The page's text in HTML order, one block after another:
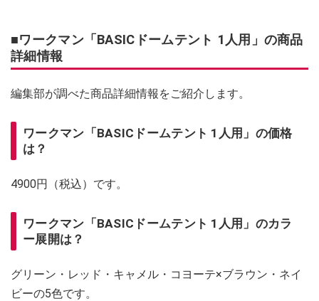
■ワークマン「BASICドームテント 1人用」の商品
詳細情報
編集部が調べた商品詳細情報をご紹介します。
ワークマン「BASICドームテント 1人用」の価格
は？
4900円（税込）です。
ワークマン「BASICドームテント 1人用」のカラ
ー展開は？
グリーン・レッド・キャメル・コヨーテ×ブラウン・ネイ
ビーの5色です。